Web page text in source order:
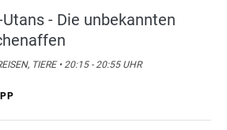
Utans - Die unbekannten
TIERE • 20:15 - 20:55 UHR